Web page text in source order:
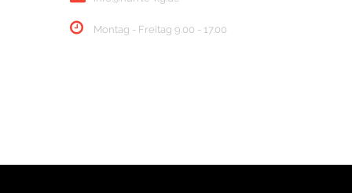
Montag - Freitag 9.00 - 17.00